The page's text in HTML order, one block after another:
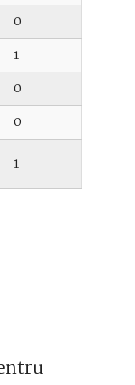
0
1
0
0
1